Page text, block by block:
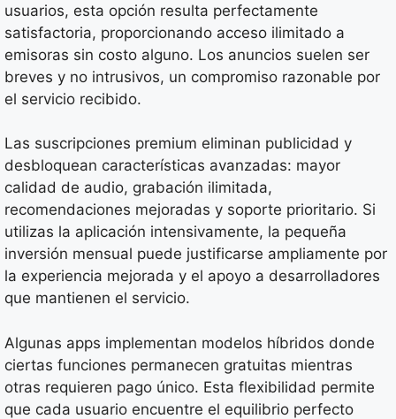
usuarios, esta opción resulta perfectamente
satisfactoria, proporcionando acceso ilimitado a
emisoras sin costo alguno. Los anuncios suelen ser
breves y no intrusivos, un compromiso razonable por
el servicio recibido.
Las suscripciones premium eliminan publicidad y
desbloquean características avanzadas: mayor
calidad de audio, grabación ilimitada,
recomendaciones mejoradas y soporte prioritario. Si
utilizas la aplicación intensivamente, la pequeña
inversión mensual puede justificarse ampliamente por
la experiencia mejorada y el apoyo a desarrolladores
que mantienen el servicio.
Algunas apps implementan modelos híbridos donde
ciertas funciones permanecen gratuitas mientras
otras requieren pago único. Esta flexibilidad permite
que cada usuario encuentre el equilibrio perfecto